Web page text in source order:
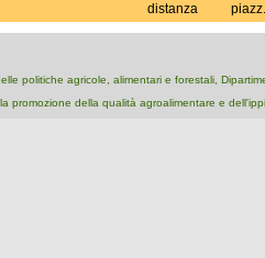
distanza piazz.
politiche agricole, alimentari e forestali,
promozione della qualità agroalimentare e